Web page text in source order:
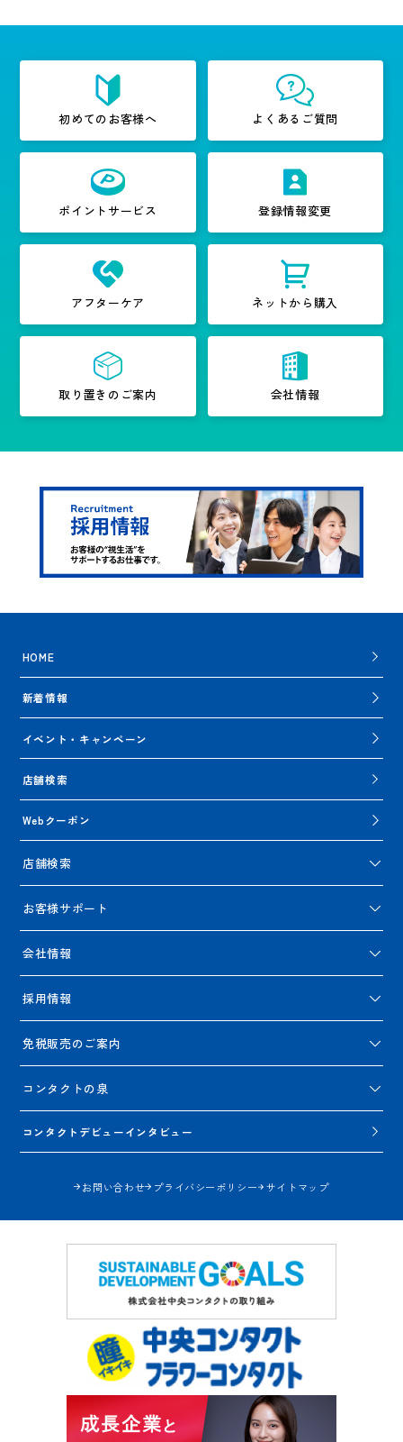
初めてのお客様へ よくあるご質問
ポイントサービス 登録情報変更
アフターケア ネットから購入
取り置きのご案内 会社情報
HOME
新着情報
イベント・キャンペーン
店舗検索
Webクーポン
店舗検索
お客様サポート
会社情報
採用情報
免税販売のご案内
コンタクトの泉
コンタクトデビューインタビュー
お問い合わせ プライバシーポリシー サイトマップ